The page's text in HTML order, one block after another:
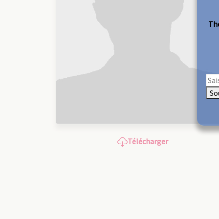
Télécharger